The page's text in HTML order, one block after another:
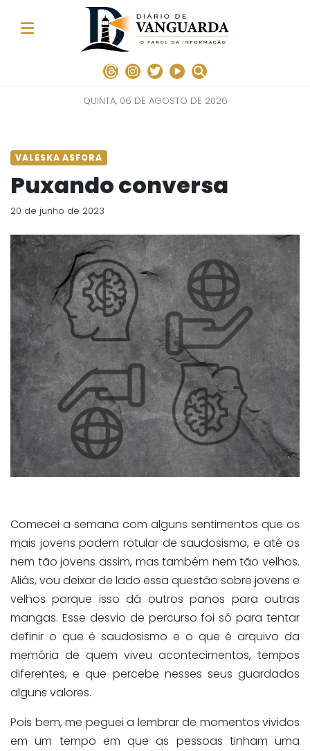
QUINTA, 06 DE AGOSTO DE 2026
VALESKA ASFORA
Puxando conversa
20 de junho de 2023
Comecei a semana com alguns sentimentos que os
mais jovens podem rotular de saudosismo, e até os
nem tão jovens assim, mas também nem tão velhos.
Aliás, vou deixar de lado essa questão sobre jovens e
velhos porque isso dá outros panos para outras
mangas. Esse desvio de percurso foi só para tentar
definir o que é saudosismo e o que é arquivo da
memória de quem viveu acontecimentos, tempos
diferentes, e que percebe nesses seus guardados
alguns valores.
Pois bem, me peguei a lembrar de momentos vividos
em um tempo em que as pessoas tinham uma